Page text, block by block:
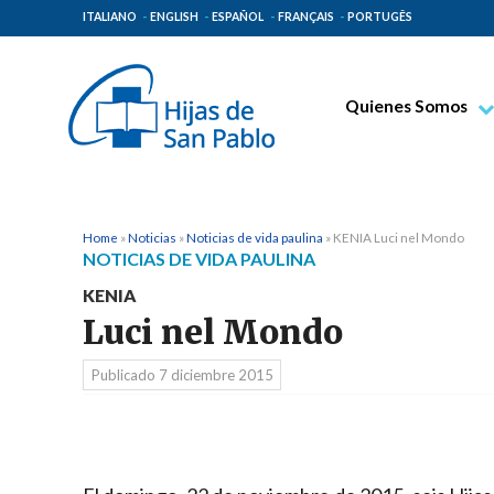
ITALIANO ENGLISH ESPAÑOL FRANÇAIS PORTUGÊS
Quienes Somos
Home »Noticias »Noticias de vida paulina » KENIA Luci nel Mondo
NOTICIAS DE VIDA PAULINA
KENIA
Luci nel Mondo
Publicado 7 diciembre 2015